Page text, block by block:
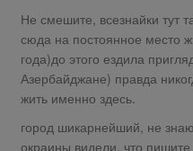
Не смешите, всезнайки тут
сюда на постоянное место
года)до этого ездила
Азербайджане) правда
жить именно здесь.
город шикарнейший, не
окраины видели, что